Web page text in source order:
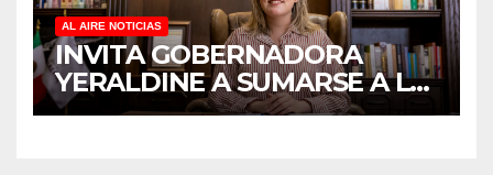
AL AIRE NOTICIAS
INVITA GOBERNADORA
YERALDINE A SUMARSE A LA
JORNADA NACIONAL DE